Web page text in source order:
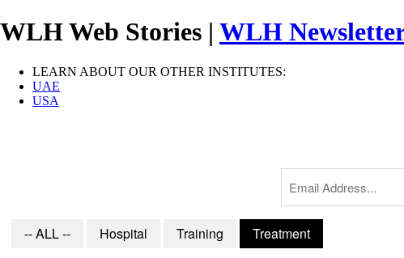
WLH Web Stories | WLH
LEARN ABOUT OUR OTHER INSTITUTES:
UAE
USA
-- ALL -- Hospital Training Treatment